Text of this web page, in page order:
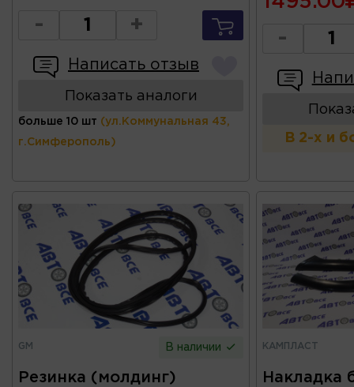
- +
Написать отзыв
Показать аналоги
больше 10 шт (ул.Коммунальная 43,
г.Симферополь)
-
В 2-х и
GM В наличии
Резинка (молдинг)
КАМПЛАСТ
Накладка